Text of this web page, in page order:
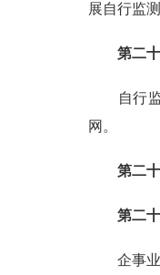
展自行监测
第二
自行
网。
第二
第二
企事